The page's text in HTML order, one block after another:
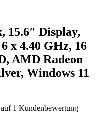
15.6″ Display,
x 4.40 GHz, 16
AMD Radeon
Windows 11
1 Kundenbewertung